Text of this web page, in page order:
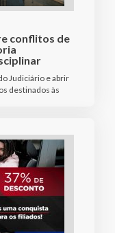
conflitos de
Judiciário e abrir
destinados às